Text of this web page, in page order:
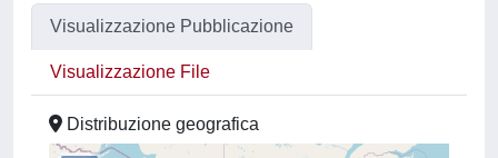
Visualizzazione Pubblicazione
Visualizzazione File
Distribuzione geografica